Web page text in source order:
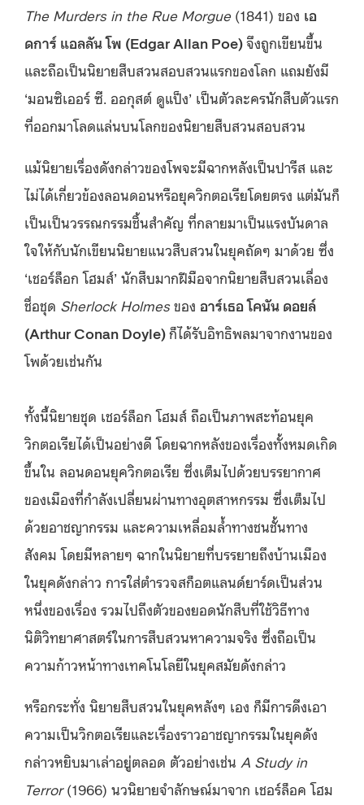
The Murders in the Rue Morgue (1841) ของ เอ
ดการ์ แอลลัน โพ (Edgar Allan Poe)จึงถูกเขียนขึ้น
และถือเป็นนิยายสืบสวนสอบสวนแรกของโลก แถมยังมี
‘มอนซิเออร์ ซี. ออกุสต์ ดูแป็ง’ เป็นตัวละครนักสืบตัวแรก
ที่ออกมาโลดแล่นบนโลกของนิยายสืบสวนสอบสวน
แม้นิยายเรื่องดังกล่าวของโพจะมีฉากหลังเป็นปารีส และ
ไม่ได้เกี่ยวข้องลอนดอนหรือยุควิกตอเรียโดยตรง แต่มันก็
เป็นเป็นวรรณกรรมชิ้นสำคัญ ที่กลายมาเป็นแรงบันดาล
ใจให้กับนักเขียนนิยายแนวสืบสวนในยุคถัดๆ มาด้วย ซึ่ง
‘เชอร์ล็อก โฮมส์’ นักสืบมากฝีมือจากนิยายสืบสวนเลื่อง
ชื่อชุด Sherlock Holmesของ อาร์เธอ โคนัน ดอยล์
(Arthur Conan Doyle)ก็ได้รับอิทธิพลมาจากงานของ
โพด้วยเช่นกัน
ทั้งนี้นิยายชุด เชอร์ล็อก โฮมส์ ถือเป็นภาพสะท้อนยุค
วิกตอเรียได้เป็นอย่างดี โดยฉากหลังของเรื่องทั้งหมดเกิด
ขึ้นใน ลอนดอนยุควิกตอเรีย ซึ่งเต็มไปด้วยบรรยากาศ
ของเมืองที่กำลังเปลี่ยนผ่านทางอุตสาหกรรม ซึ่งเต็มไป
ด้วยอาชญากรรม และความเหลื่อมล้ำทางชนชั้นทาง
สังคม โดยมีหลายๆ ฉากในนิยายที่บรรยายถึงบ้านเมือง
ในยุคดังกล่าว การใส่ตำรวจสก็อตแลนด์ยาร์ดเป็นส่วน
หนึ่งของเรื่อง รวมไปถึงตัวของยอดนักสืบที่ใช้วิธีทาง
นิติวิทยาศาสตร์ในการสืบสวนหาความจริง ซึ่งถือเป็น
ความก้าวหน้าทางเทคโนโลยีในยุคสมัยดังกล่าว
หรือกระทั่ง นิยายสืบสวนในยุคหลังๆ เอง ก็มีการดึงเอา
ความเป็นวิกตอเรียและเรื่องราวอาชญากรรมในยุคดัง
กล่าวหยิบมาเล่าอยู่ตลอด ตัวอย่างเช่น A Study in
Terror(1966) นวนิยายจำลักษณ์มาจาก เชอร์ล็อค โฮม